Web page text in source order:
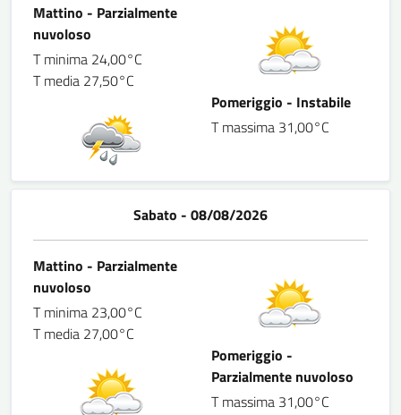
Mattino - Parzialmente
nuvoloso
T minima 24,00°C
T media 27,50°C
Pomeriggio - Instabile
T massima 31,00°C
Sabato - 08/08/2026
Mattino - Parzialmente
nuvoloso
T minima 23,00°C
T media 27,00°C
Pomeriggio -
Parzialmente nuvoloso
T massima 31,00°C